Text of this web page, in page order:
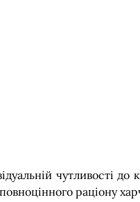
чутливості до
раціону